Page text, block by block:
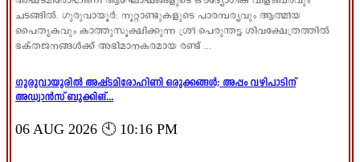
ചടങ്ങിൽ. ഗുരുവായൂർ: നൂറ്റാണ്ടുകളുടെ പാരമ്പര്യവും ആത്മീയ
പൈതൃകവും കാത്തുസൂക്ഷിക്കുന്ന ശ്രീ പെരുന്തട്ട ശിവക്ഷേത്രത്തിൽ
ഭക്തജനങ്ങൾക്ക് അഭിമാനകരമായ രണ്ട് ...
ഗുരുവായൂരിൽ അഷ്ടമിരോഹിണി ഒരുക്കങ്ങൾ; അപ്പം വഴിപാടിന്
അഡ്വാൻസ് ബുക്കിങ്...
06 AUG 2026 🕙 10:16 PM